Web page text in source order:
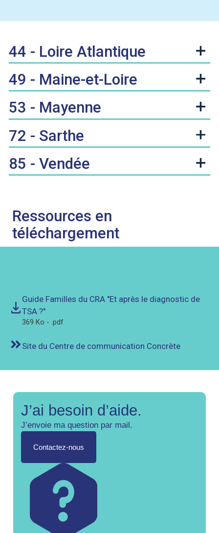
44 - Loire Atlantique
49 - Maine-et-Loire
53 - Mayenne
72 - Sarthe
85 - Vendée
Ressources en
téléchargement
Guide Familles du CRA "Et après le diagnostic de
TSA ?"
369 Ko - .pdf
Site du Centre de communication Concrète
J’ai besoin d’aide.
J’envoie ma question par mail.
Contactez-nous